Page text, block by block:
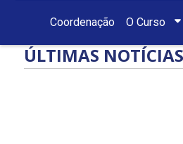
Coordenação O Curso
ÚLTIMAS NOTÍCIAS